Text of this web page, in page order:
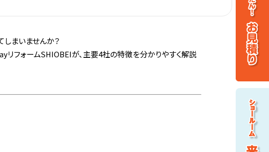
しまいませんか？
リフォームSHIOBEIが、主要4社の特徴を分かりやすく解説